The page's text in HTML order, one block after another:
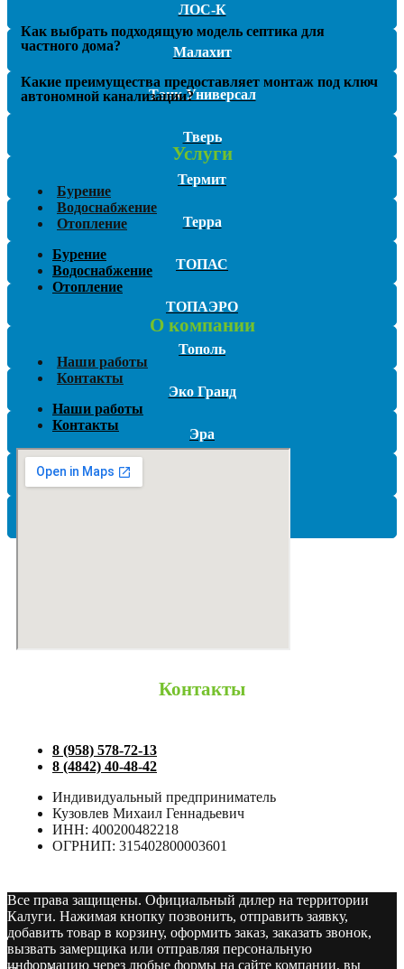
ЛОС-К
Малахит
Танк Универсал
Тверь
Термит
Терра
ТОПАС
ТОПАЭРО
Тополь
Эко Гранд
Эра
Как выбрать подходящую модель септика для
частного дома?
Какие преимущества предоставляет монтаж под ключ
автономной канализации?
Услуги
Бурение
Водоснабжение
Отопление
Бурение
Водоснабжение
Отопление
О компании
Наши работы
Контакты
Наши работы
Контакты
Контакты
8 (958) 578-72-13
8 (4842) 40-48-42
Индивидуальный предприниматель
Кузовлев Михаил Геннадьевич
ИНН: 400200482218
ОГРНИП: 315402800003601
Все права защищены. Официальный дилер на территории
Калуги. Нажимая кнопку позвонить, отправить заявку,
добавить товар в корзину, оформить заказ, заказать звонок,
вызвать замерщика или отправляя персональную
информацию через любые формы на сайте компании, вы